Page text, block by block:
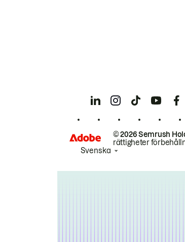
© 2026 Semrush
rättigheter
Svenska